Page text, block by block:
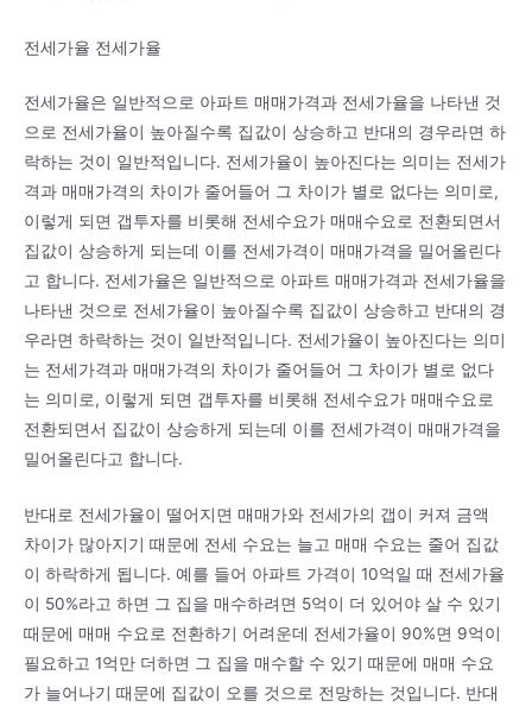
전세가율 전세가율
전세가율은 일반적으로 아파트 매매가격과 전세가율을 나타낸 것
으로 전세가율이 높아질수록 집값이 상승하고 반대의 경우라면 하
락하는 것이 일반적입니다. 전세가율이 높아진다는 의미는 전세가
격과 매매가격의 차이가 줄어들어 그 차이가 별로 없다는 의미로,
이렇게 되면 갭투자를 비롯해 전세수요가 매매수요로 전환되면서
집값이 상승하게 되는데 이를 전세가격이 매매가격을 밀어올린다
고 합니다. 전세가율은 일반적으로 아파트 매매가격과 전세가율을
나타낸 것으로 전세가율이 높아질수록 집값이 상승하고 반대의 경
우라면 하락하는 것이 일반적입니다. 전세가율이 높아진다는 의미
는 전세가격과 매매가격의 차이가 줄어들어 그 차이가 별로 없다
는 의미로, 이렇게 되면 갭투자를 비롯해 전세수요가 매매수요로
전환되면서 집값이 상승하게 되는데 이를 전세가격이 매매가격을
밀어올린다고 합니다.
반대로 전세가율이 떨어지면 매매가와 전세가의 갭이 커져 금액
차이가 많아지기 때문에 전세 수요는 늘고 매매 수요는 줄어 집값
이 하락하게 됩니다. 예를 들어 아파트 가격이 10억일 때 전세가율
이 50%라고 하면 그 집을 매수하려면 5억이 더 있어야 살 수 있기
때문에 매매 수요로 전환하기 어려운데 전세가율이 90%면 9억이
필요하고 1억만 더하면 그 집을 매수할 수 있기 때문에 매매 수요
가 늘어나기 때문에 집값이 오를 것으로 전망하는 것입니다. 반대